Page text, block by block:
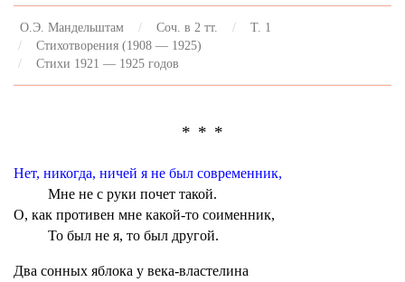
О.Э. Мандельштам Соч. в 2 тт.
Т. 1
Стихотворения (1908 — 1925)
Стихи 1921 — 1925 годов
* * *
Нет, никогда, ничей я не был современник,
Мне не с руки почет такой.
О, как противен мне какой-то соименник,
То был не я, то был другой.
Два сонных яблока у века-властелина